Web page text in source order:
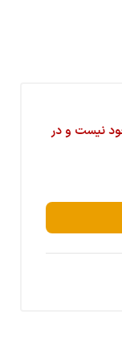
نیست و در